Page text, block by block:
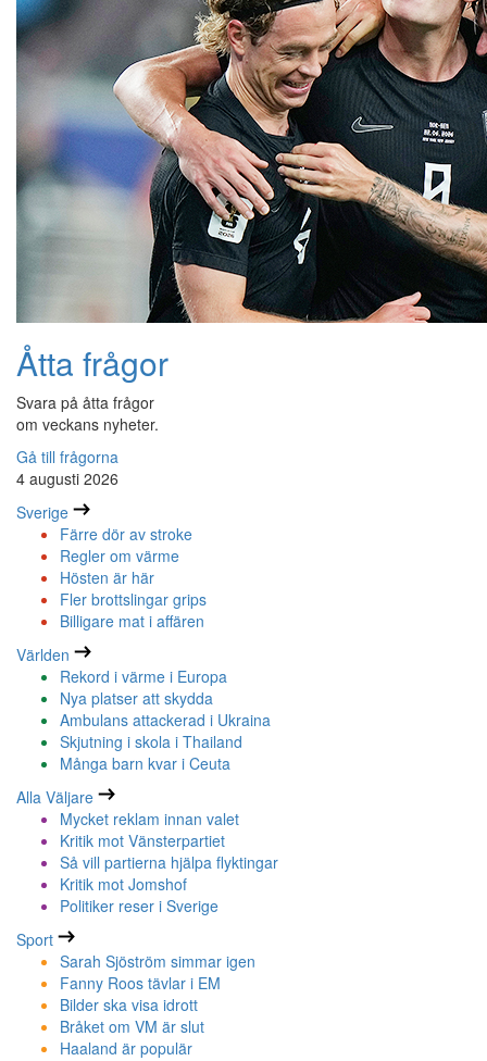
Åtta frågor
Svara på åtta frågor
om veckans nyheter.
Gå till frågorna
4 augusti 2026
Sverige
Färre dör av stroke
Regler om värme
Hösten är här
Fler brottslingar grips
Billigare mat i affären
Världen
Rekord i värme i Europa
Nya platser att skydda
Ambulans attackerad i Ukraina
Skjutning i skola i Thailand
Många barn kvar i Ceuta
Alla Väljare
Mycket reklam innan valet
Kritik mot Vänsterpartiet
Så vill partierna hjälpa flyktingar
Kritik mot Jomshof
Politiker reser i Sverige
Sport
Sarah Sjöström simmar igen
Fanny Roos tävlar i EM
Bilder ska visa idrott
Bråket om VM är slut
Haaland är populär